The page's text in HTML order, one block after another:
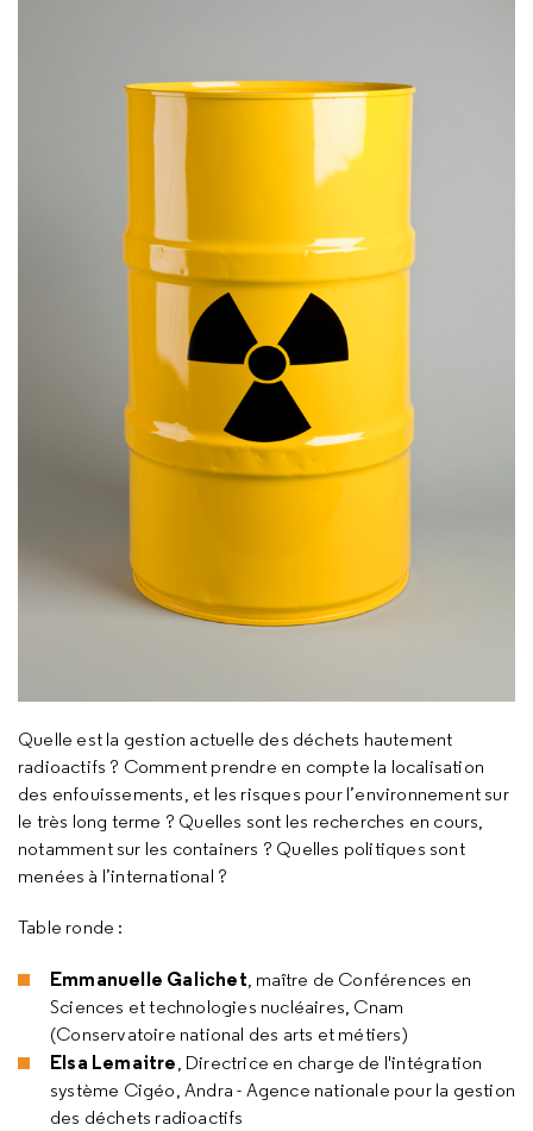
Quelle est la gestion actuelle des déchets hautement
radioactifs ? Comment prendre en compte la localisation
des enfouissements, et les risques pour l’environnement sur
le très long terme ? Quelles sont les recherches en cours,
notamment sur les containers ? Quelles politiques sont
menées à l’international ?
Table ronde :
Emmanuelle Galichet, maître de Conférences en
Sciences et technologies nucléaires, Cnam
(Conservatoire national des arts et métiers)
Elsa Lemaitre, Directrice en charge de l'intégration
système Cigéo, Andra - Agence nationale pour la gestion
des déchets radioactifs